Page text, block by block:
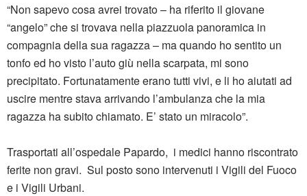
“Non sapevo cosa avrei trovato – ha riferito il giovane
“angelo” che si trovava nella piazzuola panoramica in
compagnia della sua ragazza – ma quando ho sentito un
tonfo ed ho visto l’auto giù nella scarpata, mi sono
precipitato. Fortunatamente erano tutti vivi, e li ho aiutati ad
uscire mentre stava arrivando l’ambulanza che la mia
ragazza ha subito chiamato. E’ stato un miracolo”.
Trasportati all’ospedale Papardo, i medici hanno riscontrato
ferite non gravi. Sul posto sono intervenuti i Vigili del Fuoco
e i Vigili Urbani.